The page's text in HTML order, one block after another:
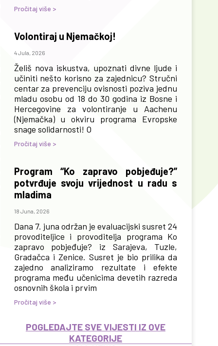
Pročitaj više >
Volontiraj u Njemačkoj!
4 Jula, 2026
Želiš nova iskustva, upoznati divne ljude i
učiniti nešto korisno za zajednicu? Stručni
centar za prevenciju ovisnosti poziva jednu
mladu osobu od 18 do 30 godina iz Bosne i
Hercegovine za volontiranje u Aachenu
(Njemačka) u okviru programa Evropske
snage solidarnosti! O
Pročitaj više >
Program “Ko zapravo pobjeđuje?”
potvrđuje svoju vrijednost u radu s
mladima
18 Juna, 2026
Dana 7. juna održan je evaluacijski susret 24
provoditeljice i provoditelja programa Ko
zapravo pobjeđuje? iz Sarajeva, Tuzle,
Gradačca i Zenice. Susret je bio prilika da
zajedno analiziramo rezultate i efekte
programa među učenicima devetih razreda
osnovnih škola i prvim
Pročitaj više >
POGLEDAJTE SVE VIJESTI IZ OVE
KATEGORIJE